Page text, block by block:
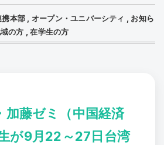
携本部 , オープン・ユニバーシティ , お知ら
の方 ,在学生の方
加藤ゼミ（中国経済
が9月22～27日台湾